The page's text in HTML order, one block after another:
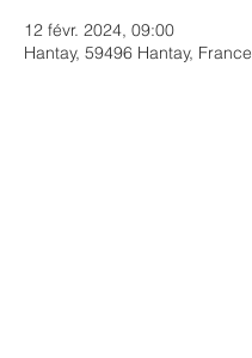
12 févr. 2024, 09:00
Hantay, 59496 Hantay, France